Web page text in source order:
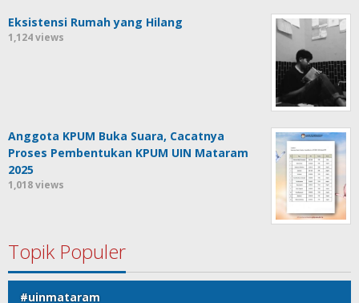
Eksistensi Rumah yang Hilang
1,124 views
Anggota KPUM Buka Suara, Cacatnya
Proses Pembentukan KPUM UIN Mataram
2025
1,018 views
Topik Populer
#uinmataram